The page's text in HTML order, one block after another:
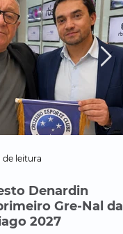
Denardin
Gre-Nal da
2027
de leitura